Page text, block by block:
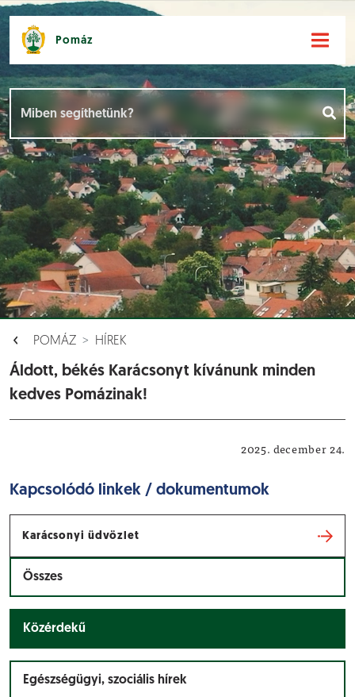
Pomáz
POMÁZ HÍREK
Áldott, békés Karácsonyt kívánunk minden
kedves Pomázinak!
2025. december 24.
Kapcsolódó linkek / dokumentumok
Karácsonyi üdvözlet
Összes
Közérdekű
Egészségügyi, szociális hírek
Események []
Dokumentumok [ ]
Aloldalak []